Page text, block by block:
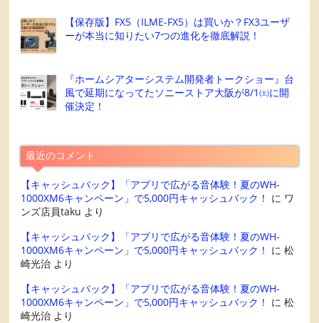
【保存版】FX5（ILME-FX5）は買いか？FX3ユーザ
ーが本当に知りたい7つの進化を徹底解説！
『ホームシアターシステム開発者トークショー』台
風で延期になってたソニーストア大阪が8/1㈯に開
催決定！
最近のコメント
【キャッシュバック】「アプリで広がる音体験！夏のWH-
1000XM6キャンペーン」で5,000円キャッシュバック！ に ワ
ンズ店員taku より
【キャッシュバック】「アプリで広がる音体験！夏のWH-
1000XM6キャンペーン」で5,000円キャッシュバック！ に松
崎光治 より
【キャッシュバック】「アプリで広がる音体験！夏のWH-
1000XM6キャンペーン」で5,000円キャッシュバック！ に松
崎光治 より